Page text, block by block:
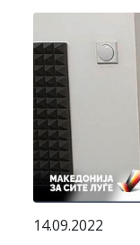
14.09.2022